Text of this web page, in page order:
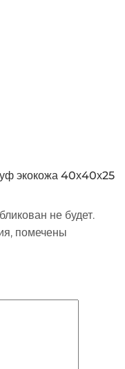
экокожа 40х40х25
не будет.
помечены